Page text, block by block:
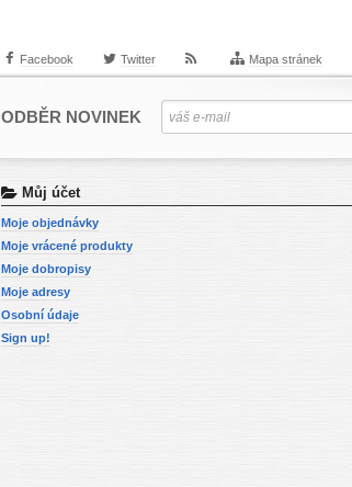
Facebook Twitter Mapa stránek
ODBĚR NOVINEK
Můj účet
Moje objednávky
Moje vrácené produkty
Moje dobropisy
Moje adresy
Osobní údaje
Sign up!